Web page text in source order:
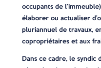
occupants de
élaborer ou actualiser
pluriannuel de travaux,
copropriétaires et aux
Dans ce cadre, le syndic